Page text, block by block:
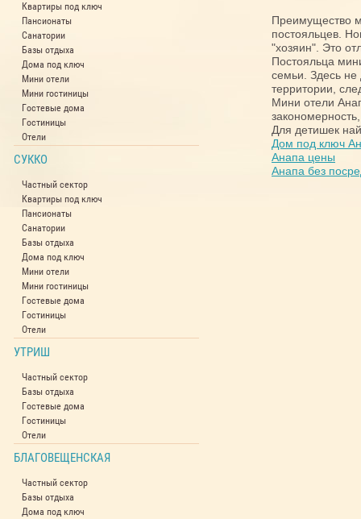
Квартиры под ключ
Пансионаты
Санатории
Базы отдыха
Дома под ключ
Мини отели
Мини гостиницы
Гостевые дома
Гостиницы
Отели
СУККО
Частный сектор
Квартиры под ключ
Пансионаты
Санатории
Базы отдыха
Дома под ключ
Мини отели
Мини гостиницы
Гостевые дома
Гостиницы
Отели
УТРИШ
Частный сектор
Базы отдыха
Гостевые дома
Гостиницы
Отели
БЛАГОВЕЩЕНСКАЯ
Частный сектор
Базы отдыха
Дома под ключ
Преимущество
постояльцев.
"хозяин". Это
Постояльца
семьи. Здесь не
территории,
Мини отели
Для детишек
Дом под ключ
Анапа цены
Анапа без